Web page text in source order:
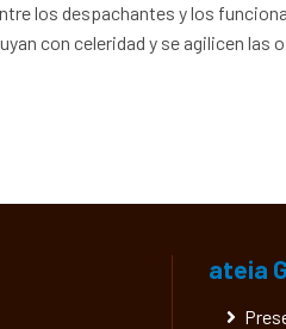
los despachantes y los
con celeridad y se agilicen las
ateia